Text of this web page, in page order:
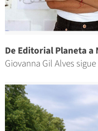
De Editorial Planeta a
Giovanna Gil Alves